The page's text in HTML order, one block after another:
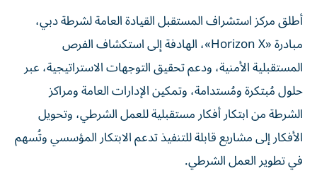
أطلق مركز استشراف المستقبل القيادة العامة لشرطة دبي،
مبادرة «Horizon X»، الهادفة إلى استكشاف الفرص
المستقبلية الأمنية، ودعم تحقيق التوجهات الاستراتيجية، عبر
حلول مُبتكرة ومُستدامة، وتمكين الإدارات العامة ومراكز
الشرطة من ابتكار أفكار مستقبلية للعمل الشرطي، وتحويل
الأفكار إلى مشاريع قابلة للتنفيذ تدعم الابتكار المؤسسي وتُسهم
في تطوير العمل الشرطي.